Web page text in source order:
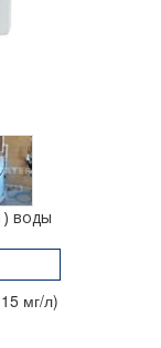
воды
мг/л)